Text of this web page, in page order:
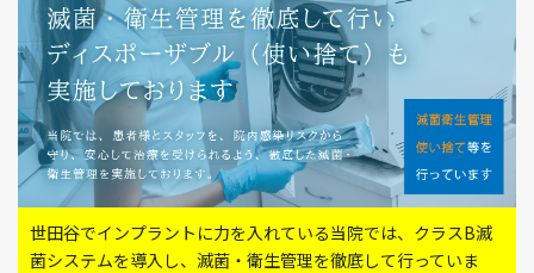
世田谷でインプラントに力を入れている当院では、クラスB滅
菌システムを導入し、滅菌・衛生管理を徹底して行っていま